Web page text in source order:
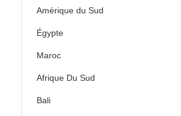
Amérique du Sud
Égypte
Maroc
Afrique Du Sud
Bali